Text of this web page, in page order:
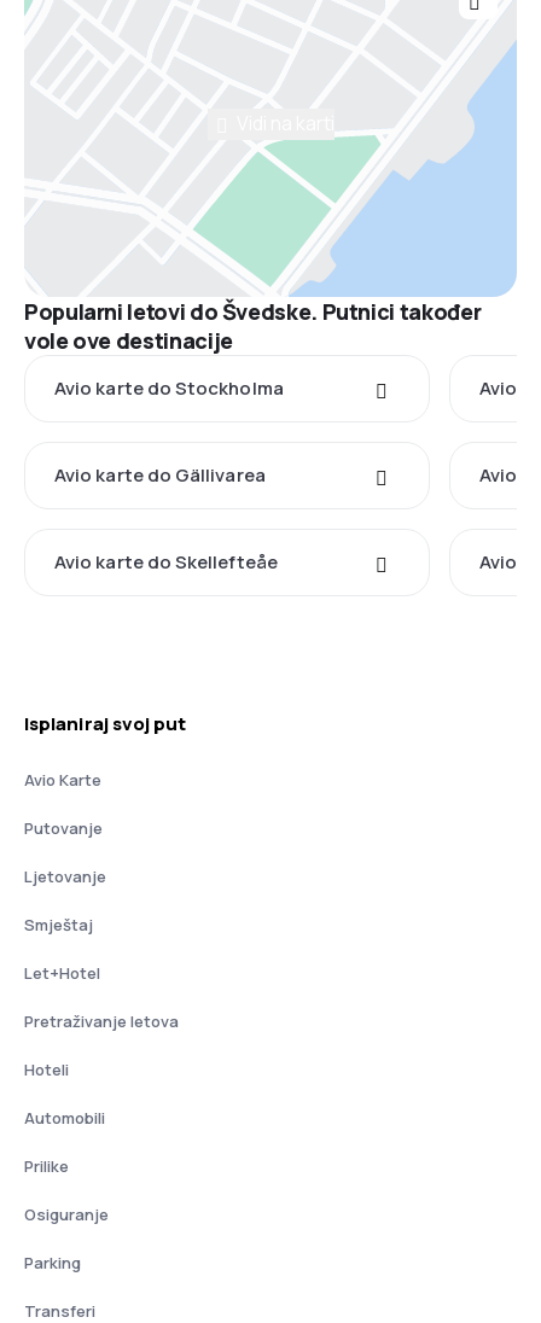
Popularni letovi do Švedske. Putnici također
vole ove destinacije
Avio karte do Stockholma Avio
Avio karte do Gällivarea Avio
Avio karte do Skellefteåe Avio
Isplaniraj svoj put
Avio Karte
Putovanje
Ljetovanje
Smještaj
Let+Hotel
Pretraživanje letova
Hoteli
Automobili
Prilike
Osiguranje
Parking
Transferi